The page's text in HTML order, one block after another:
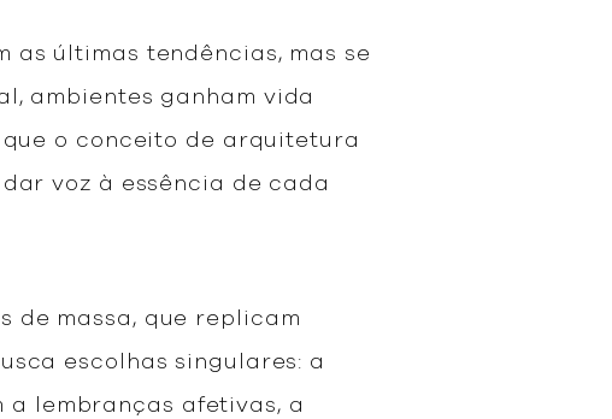
as últimas tendências, mas se
ambientes ganham vida
o conceito de arquitetura
voz à essência de cada
de massa, que replicam
escolhas singulares: a
a lembranças afetivas, a